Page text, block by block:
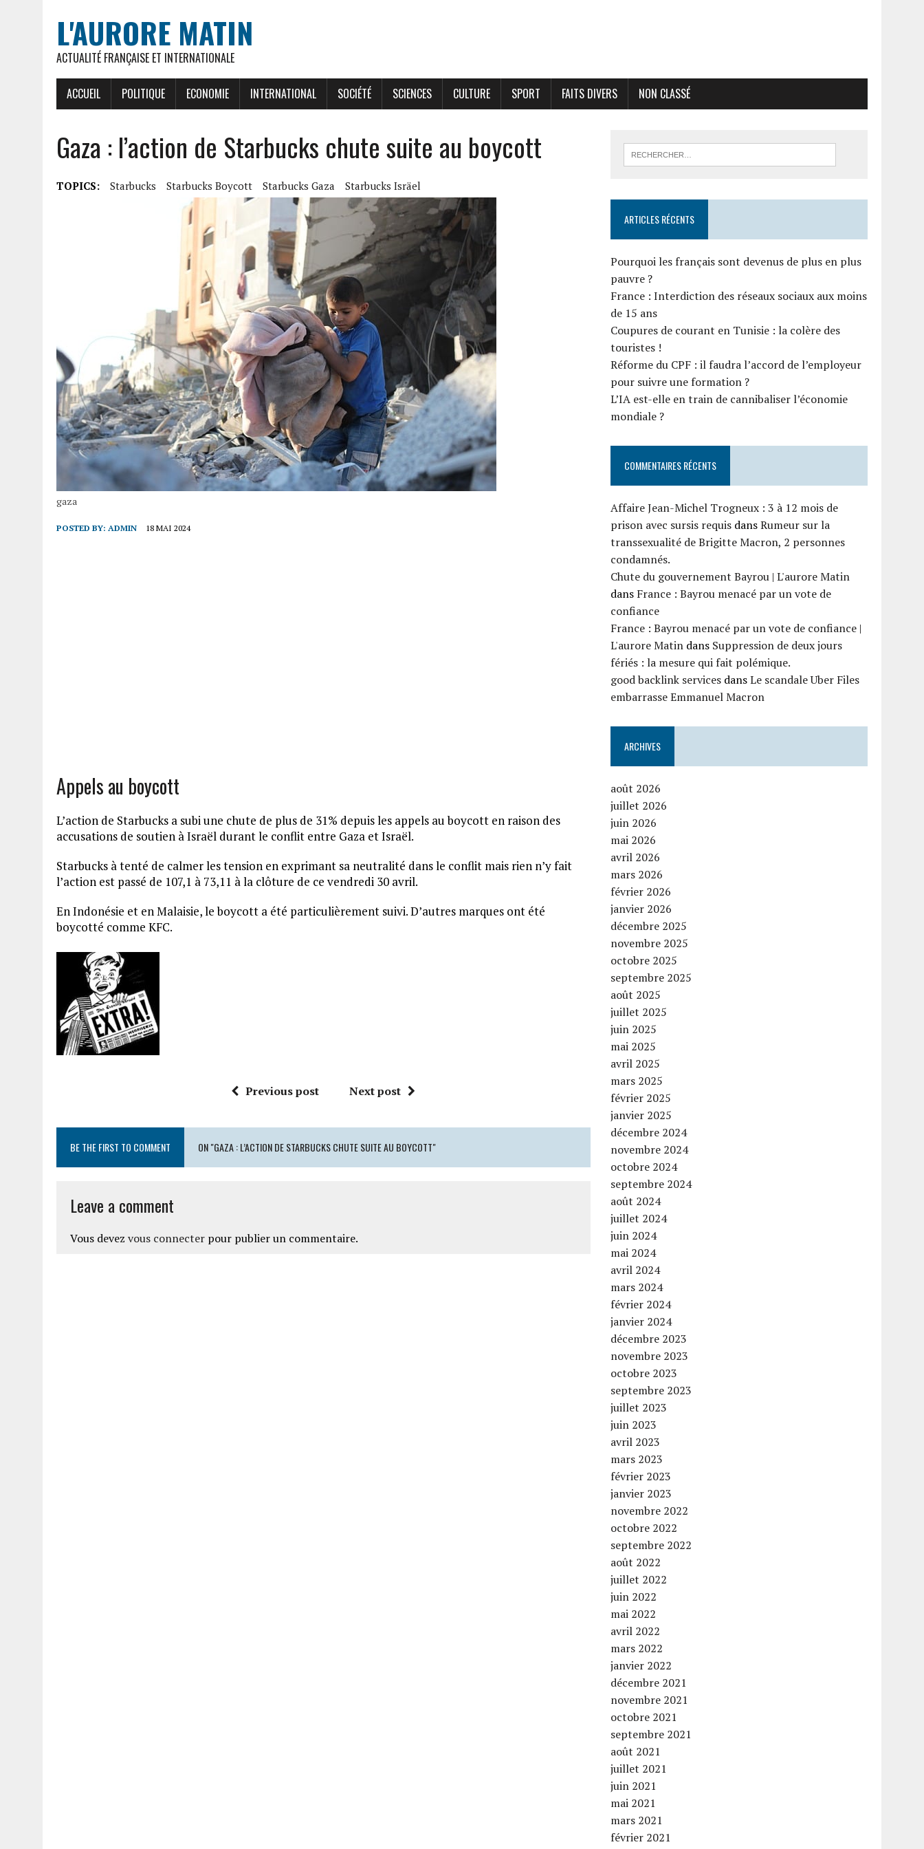
L'AURORE MATIN
ACTUALITÉ FRANÇAISE ET INTERNATIONALE
ACCUEIL POLITIQUE ECONOMIE INTERNATIONAL SOCIÉTÉ SCIENCES CULTURE SPORT FAITS DIVERS NON CLASSÉ
Gaza : l’action de Starbucks chute suite au boycott
TOPICS: Starbucks Starbucks Boycott Starbucks Gaza Starbucks Isräel
gaza
POSTED BY: ADMIN 18 MAI 2024
Appels au boycott
L’action de Starbucks a subi une chute de plus de 31% depuis les appels au boycott en raison des
accusations de soutien à Israël durant le conflit entre Gaza et Israël.
Starbucks à tenté de calmer les tension en exprimant sa neutralité dans le conflit mais rien n’y fait
l’action est passé de 107,1 à 73,11 à la clôture de ce vendredi 30 avril.
En Indonésie et en Malaisie, le boycott a été particulièrement suivi. D’autres marques ont été
boycotté comme KFC.
Previous post Next post
BE THE FIRST TO COMMENT ON "GAZA : L’ACTION DE STARBUCKS CHUTE SUITE AU BOYCOTT"
Leave a comment
Vous devez vous connecter pour publier un commentaire.
ARTICLES RÉCENTS
Pourquoi les français sont devenus de plus en plus
pauvre ?
France : Interdiction des réseaux sociaux aux moins
de 15 ans
Coupures de courant en Tunisie : la colère des
touristes !
Réforme du CPF : il faudra l’accord de l’employeur
pour suivre une formation ?
L’IA est-elle en train de cannibaliser l’économie
mondiale ?
COMMENTAIRES RÉCENTS
Affaire Jean-Michel Trogneux : 3 à 12 mois de
prison avec sursis requis dansRumeur sur la
transsexualité de Brigitte Macron, 2 personnes
condamnés.
Chute du gouvernement Bayrou | L'aurore Matin
dans France : Bayrou menacé par un vote de
confiance
France : Bayrou menacé par un vote de confiance |
L'aurore Matin dans Suppression de deux jours
fériés : la mesure qui fait polémique.
good backlink services dansLe scandale Uber Files
embarrasse Emmanuel Macron
ARCHIVES
août 2026
juillet 2026
juin 2026
mai 2026
avril 2026
mars 2026
février 2026
janvier 2026
décembre 2025
novembre 2025
octobre 2025
septembre 2025
août 2025
juillet 2025
juin 2025
mai 2025
avril 2025
mars 2025
février 2025
janvier 2025
décembre 2024
novembre 2024
octobre 2024
septembre 2024
août 2024
juillet 2024
juin 2024
mai 2024
avril 2024
mars 2024
février 2024
janvier 2024
décembre 2023
novembre 2023
octobre 2023
septembre 2023
juillet 2023
juin 2023
avril 2023
mars 2023
février 2023
janvier 2023
novembre 2022
octobre 2022
septembre 2022
août 2022
juillet 2022
juin 2022
mai 2022
avril 2022
mars 2022
janvier 2022
décembre 2021
novembre 2021
octobre 2021
septembre 2021
août 2021
juillet 2021
juin 2021
mai 2021
mars 2021
février 2021